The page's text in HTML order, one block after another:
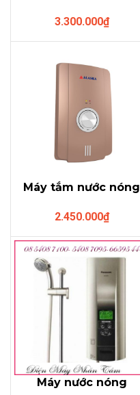
bơm trợ lực
3.300.000₫
Máy tắm nước nóng
(4.5KW)
2.450.000₫
Máy nước nóng